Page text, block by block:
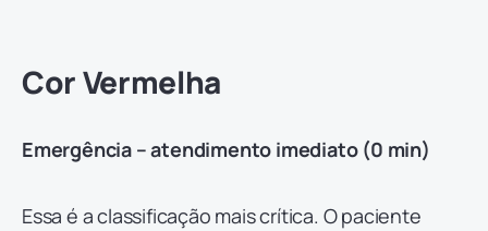
Cor Vermelha
Emergência – atendimento imediato (0 min)
Essa é a classificação mais crítica. O paciente